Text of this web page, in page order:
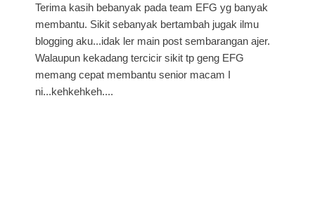
Terima kasih bebanyak pada team EFG yg banyak
membantu. Sikit sebanyak bertambah jugak ilmu
blogging aku...idak ler main post sembarangan ajer.
Walaupun kekadang tercicir sikit tp geng EFG
memang cepat membantu senior macam I
ni...kehkehkeh....